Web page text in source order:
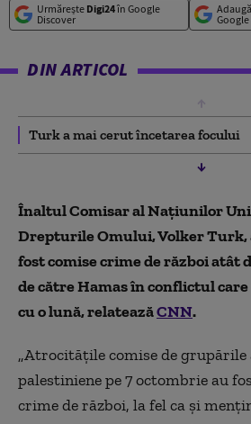
Urmărește Digi24în Google
Discover
Adaugă
Google
DIN ARTICOL
Turk a mai cerut încetarea focului
Înaltul Comisar al Naţiunilor
Drepturile Omului, Volker Turk,
fost comise crime de război atât
de către Hamas în conflictul
cu o lună, relateazăCNN.
„Atrocităţile comise de
palestiniene pe 7 octombrie au
crime de război, la fel ca şi